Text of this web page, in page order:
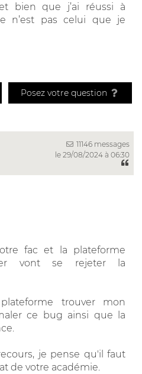
bien que j’ai réussi à
n’est pas celui que je
Posez votre question
11146 messages
le 29/08/2024 à 06:30
fac et la plateforme
vont se rejeter la
trouver mon
ce bug ainsi que la
je pense qu'il faut
de votre académie.